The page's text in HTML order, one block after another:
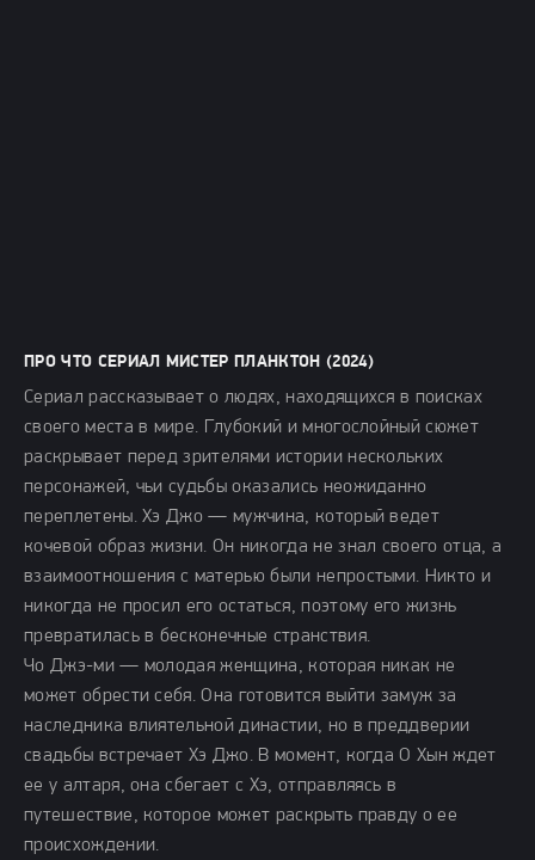
ПРО ЧТО СЕРИАЛ МИСТЕР ПЛАНКТОН (2024)
Сериал рассказывает о людях, находящихся в поисках
своего места в мире. Глубокий и многослойный сюжет
раскрывает перед зрителями истории нескольких
персонажей, чьи судьбы оказались неожиданно
переплетены. Хэ Джо — мужчина, который ведет
кочевой образ жизни. Он никогда не знал своего отца, а
взаимоотношения с матерью были непростыми. Никто и
никогда не просил его остаться, поэтому его жизнь
превратилась в бесконечные странствия.
Чо Джэ-ми — молодая женщина, которая никак не
может обрести себя. Она готовится выйти замуж за
наследника влиятельной династии, но в преддверии
свадьбы встречает Хэ Джо. В момент, когда О Хын ждет
ее у алтаря, она сбегает с Хэ, отправляясь в
путешествие, которое может раскрыть правду о ее
происхождении.